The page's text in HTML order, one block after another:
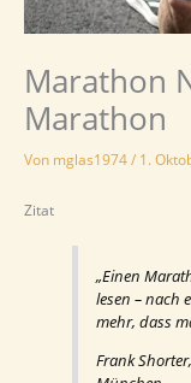
Marathon
Marathon
Von mglas1974/ 1.
Zitat
„Einen
lesen – nach
mehr, dass
Frank